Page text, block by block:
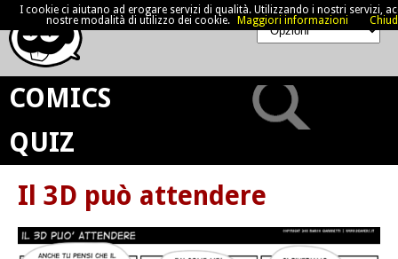
COMICS
QUIZ
Il 3D può attendere
I cookie ci aiutano ad erogare servizi di qualità. Utilizzando i nostri servizi,
nostre modalità di utilizzo dei cookie.
Maggiori informazioni